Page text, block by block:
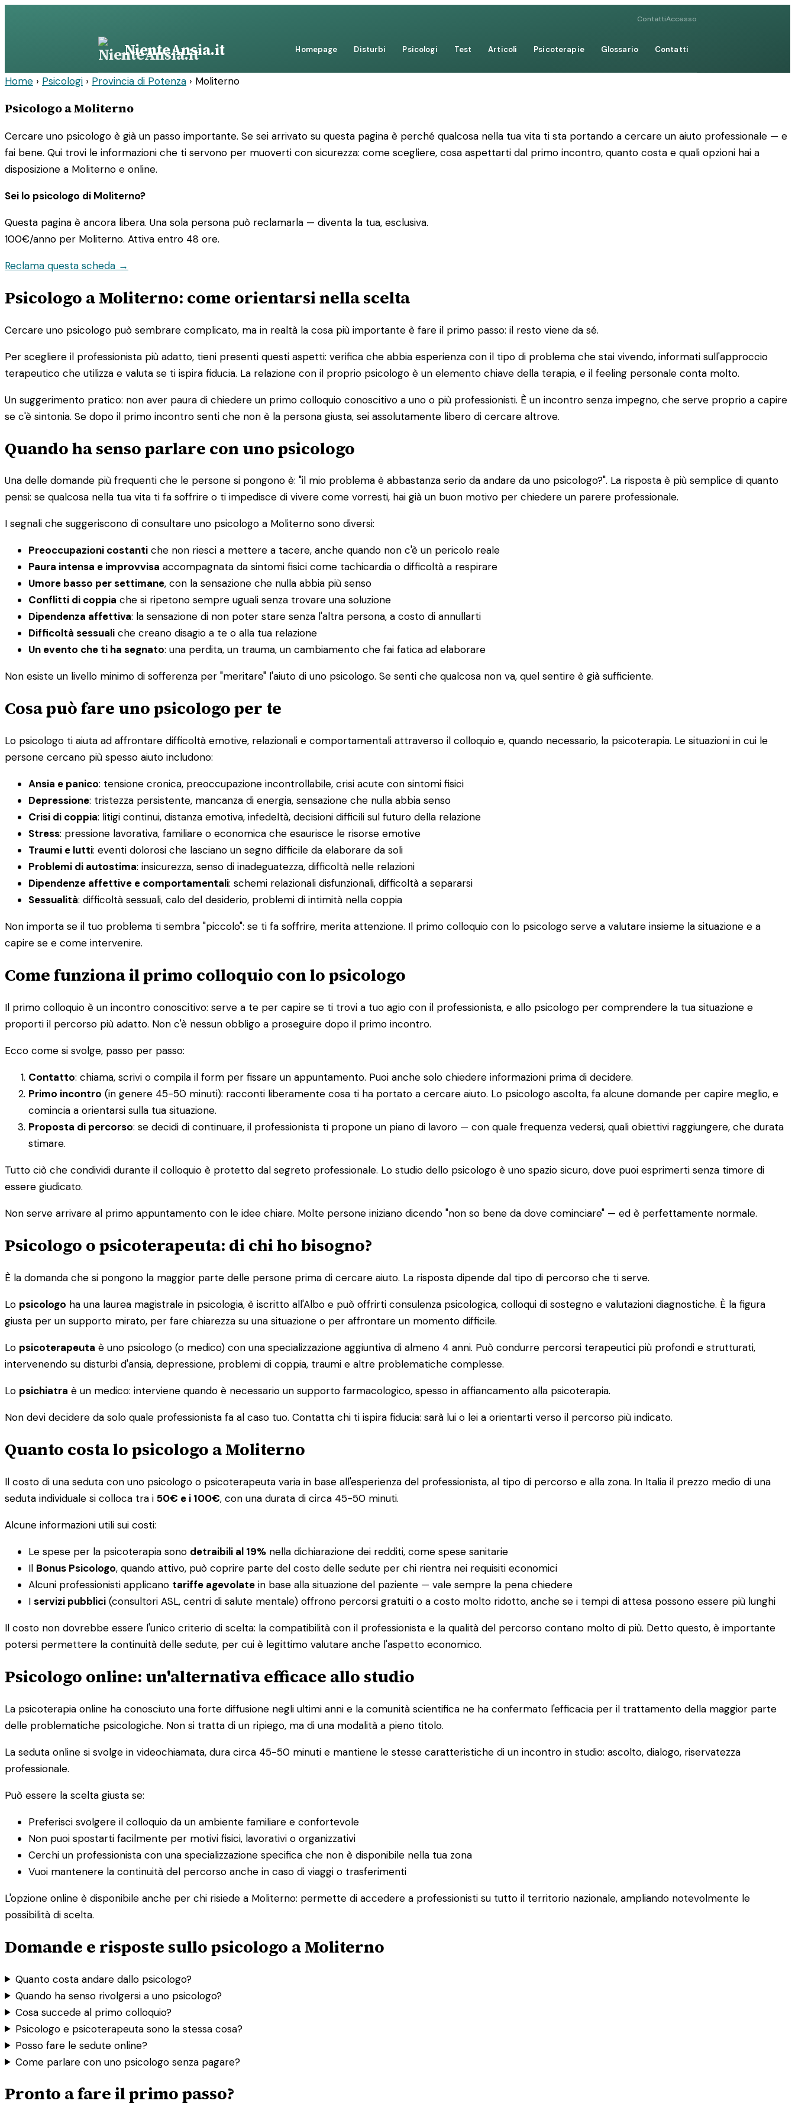
ContattiAccesso
NienteAnsia.it Homepage Disturbi Psicologi Test Articoli Psicoterapie Glossario Contatti
Home › Psicologi › Provincia di Potenza › Moliterno
Psicologo a Moliterno
Cercare uno psicologo è già un passo importante. Se sei arrivato su questa pagina è perché qualcosa nella tua vita ti sta portando a cercare un aiuto professionale — e
fai bene. Qui trovi le informazioni che ti servono per muoverti con sicurezza: come scegliere, cosa aspettarti dal primo incontro, quanto costa e quali opzioni hai a
disposizione a Moliterno e online.
Sei lo psicologo di Moliterno?
Questa pagina è ancora libera. Una sola persona può reclamarla — diventa la tua, esclusiva.
100€/anno per Moliterno. Attiva entro 48 ore.
Reclama questa scheda →
Psicologo a Moliterno: come orientarsi nella scelta
Cercare uno psicologo può sembrare complicato, ma in realtà la cosa più importante è fare il primo passo: il resto viene da sé.
Per scegliere il professionista più adatto, tieni presenti questi aspetti: verifica che abbia esperienza con il tipo di problema che stai vivendo, informati sull'approccio
terapeutico che utilizza e valuta se ti ispira fiducia. La relazione con il proprio psicologo è un elemento chiave della terapia, e il feeling personale conta molto.
Un suggerimento pratico: non aver paura di chiedere un primo colloquio conoscitivo a uno o più professionisti. È un incontro senza impegno, che serve proprio a capire
se c'è sintonia. Se dopo il primo incontro senti che non è la persona giusta, sei assolutamente libero di cercare altrove.
Quando ha senso parlare con uno psicologo
Una delle domande più frequenti che le persone si pongono è: "il mio problema è abbastanza serio da andare da uno psicologo?". La risposta è più semplice di quanto
pensi: se qualcosa nella tua vita ti fa soffrire o ti impedisce di vivere come vorresti, hai già un buon motivo per chiedere un parere professionale.
I segnali che suggeriscono di consultare uno psicologo a Moliterno sono diversi:
Preoccupazioni costanti che non riesci a mettere a tacere, anche quando non c'è un pericolo reale
Paura intensa e improvvisa accompagnata da sintomi fisici come tachicardia o difficoltà a respirare
Umore basso per settimane, con la sensazione che nulla abbia più senso
Conflitti di coppia che si ripetono sempre uguali senza trovare una soluzione
Dipendenza affettiva: la sensazione di non poter stare senza l'altra persona, a costo di annullarti
Difficoltà sessuali che creano disagio a te o alla tua relazione
Un evento che ti ha segnato: una perdita, un trauma, un cambiamento che fai fatica ad elaborare
Non esiste un livello minimo di sofferenza per "meritare" l'aiuto di uno psicologo. Se senti che qualcosa non va, quel sentire è già sufficiente.
Cosa può fare uno psicologo per te
Lo psicologo ti aiuta ad affrontare difficoltà emotive, relazionali e comportamentali attraverso il colloquio e, quando necessario, la psicoterapia. Le situazioni in cui le
persone cercano più spesso aiuto includono:
Ansia e panico: tensione cronica, preoccupazione incontrollabile, crisi acute con sintomi fisici
Depressione: tristezza persistente, mancanza di energia, sensazione che nulla abbia senso
Crisi di coppia: litigi continui, distanza emotiva, infedeltà, decisioni difficili sul futuro della relazione
Stress: pressione lavorativa, familiare o economica che esaurisce le risorse emotive
Traumi e lutti: eventi dolorosi che lasciano un segno difficile da elaborare da soli
Problemi di autostima: insicurezza, senso di inadeguatezza, difficoltà nelle relazioni
Dipendenze affettive e comportamentali: schemi relazionali disfunzionali, difficoltà a separarsi
Sessualità: difficoltà sessuali, calo del desiderio, problemi di intimità nella coppia
Non importa se il tuo problema ti sembra "piccolo": se ti fa soffrire, merita attenzione. Il primo colloquio con lo psicologo serve a valutare insieme la situazione e a
capire se e come intervenire.
Come funziona il primo colloquio con lo psicologo
Il primo colloquio è un incontro conoscitivo: serve a te per capire se ti trovi a tuo agio con il professionista, e allo psicologo per comprendere la tua situazione e
proporti il percorso più adatto. Non c'è nessun obbligo a proseguire dopo il primo incontro.
Ecco come si svolge, passo per passo:
Contatto: chiama, scrivi o compila il form per fissare un appuntamento. Puoi anche solo chiedere informazioni prima di decidere.
Primo incontro (in genere 45-50 minuti): racconti liberamente cosa ti ha portato a cercare aiuto. Lo psicologo ascolta, fa alcune domande per capire meglio, e
comincia a orientarsi sulla tua situazione.
Proposta di percorso: se decidi di continuare, il professionista ti propone un piano di lavoro — con quale frequenza vedersi, quali obiettivi raggiungere, che durata
stimare.
Tutto ciò che condividi durante il colloquio è protetto dal segreto professionale. Lo studio dello psicologo è uno spazio sicuro, dove puoi esprimerti senza timore di
essere giudicato.
Non serve arrivare al primo appuntamento con le idee chiare. Molte persone iniziano dicendo "non so bene da dove cominciare" — ed è perfettamente normale.
Psicologo o psicoterapeuta: di chi ho bisogno?
È la domanda che si pongono la maggior parte delle persone prima di cercare aiuto. La risposta dipende dal tipo di percorso che ti serve.
Lo psicologo ha una laurea magistrale in psicologia, è iscritto all'Albo e può offrirti consulenza psicologica, colloqui di sostegno e valutazioni diagnostiche. È la figura
giusta per un supporto mirato, per fare chiarezza su una situazione o per affrontare un momento difficile.
Lo psicoterapeuta è uno psicologo (o medico) con una specializzazione aggiuntiva di almeno 4 anni. Può condurre percorsi terapeutici più profondi e strutturati,
intervenendo su disturbi d'ansia, depressione, problemi di coppia, traumi e altre problematiche complesse.
Lo psichiatra è un medico: interviene quando è necessario un supporto farmacologico, spesso in affiancamento alla psicoterapia.
Non devi decidere da solo quale professionista fa al caso tuo. Contatta chi ti ispira fiducia: sarà lui o lei a orientarti verso il percorso più indicato.
Quanto costa lo psicologo a Moliterno
Il costo di una seduta con uno psicologo o psicoterapeuta varia in base all'esperienza del professionista, al tipo di percorso e alla zona. In Italia il prezzo medio di una
seduta individuale si colloca tra i 50€ e i 100€, con una durata di circa 45-50 minuti.
Alcune informazioni utili sui costi:
Le spese per la psicoterapia sono detraibili al 19% nella dichiarazione dei redditi, come spese sanitarie
Il Bonus Psicologo, quando attivo, può coprire parte del costo delle sedute per chi rientra nei requisiti economici
Alcuni professionisti applicano tariffe agevolate in base alla situazione del paziente — vale sempre la pena chiedere
I servizi pubblici (consultori ASL, centri di salute mentale) offrono percorsi gratuiti o a costo molto ridotto, anche se i tempi di attesa possono essere più lunghi
Il costo non dovrebbe essere l'unico criterio di scelta: la compatibilità con il professionista e la qualità del percorso contano molto di più. Detto questo, è importante
potersi permettere la continuità delle sedute, per cui è legittimo valutare anche l'aspetto economico.
Psicologo online: un'alternativa efficace allo studio
La psicoterapia online ha conosciuto una forte diffusione negli ultimi anni e la comunità scientifica ne ha confermato l'efficacia per il trattamento della maggior parte
delle problematiche psicologiche. Non si tratta di un ripiego, ma di una modalità a pieno titolo.
La seduta online si svolge in videochiamata, dura circa 45-50 minuti e mantiene le stesse caratteristiche di un incontro in studio: ascolto, dialogo, riservatezza
professionale.
Può essere la scelta giusta se:
Preferisci svolgere il colloquio da un ambiente familiare e confortevole
Non puoi spostarti facilmente per motivi fisici, lavorativi o organizzativi
Cerchi un professionista con una specializzazione specifica che non è disponibile nella tua zona
Vuoi mantenere la continuità del percorso anche in caso di viaggi o trasferimenti
L'opzione online è disponibile anche per chi risiede a Moliterno: permette di accedere a professionisti su tutto il territorio nazionale, ampliando notevolmente le
possibilità di scelta.
Domande e risposte sullo psicologo a Moliterno
Quanto costa andare dallo psicologo?
Quando ha senso rivolgersi a uno psicologo?
Cosa succede al primo colloquio?
Psicologo e psicoterapeuta sono la stessa cosa?
Posso fare le sedute online?
Come parlare con uno psicologo senza pagare?
Pronto a fare il primo passo?